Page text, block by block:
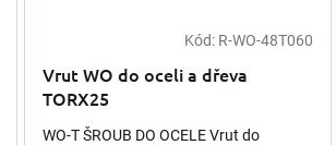
Kód: R-WO-48T060
Vrut WO do oceli a dřeva
TORX25
WO-T ŠROUB DO OCELE Vrut do